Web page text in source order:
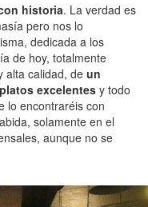
historia. La verdad es
pero nos lo
dedicada a los
de hoy, totalmente
alta calidad, de un
excelentes y todo
lo encontraréis con
solamente en el
aunque no se